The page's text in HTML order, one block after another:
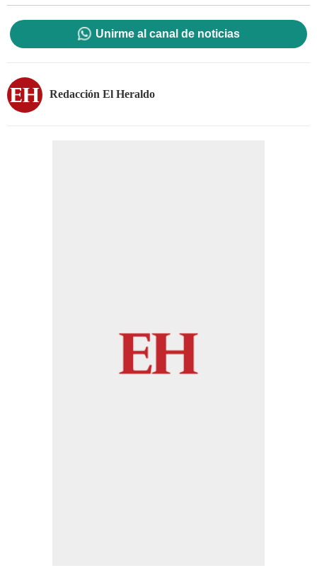
Unirme al canal de noticias
Redacción El Heraldo